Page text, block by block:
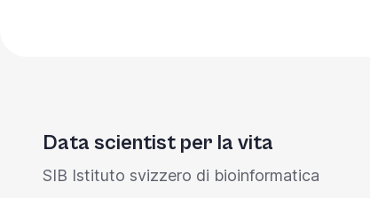
Data scientist per la vita
SIB Istituto svizzero di bioinformatica